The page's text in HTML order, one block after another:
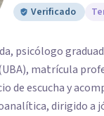
Verificado
psicólogo
matrícula
de escucha y
dirigido a